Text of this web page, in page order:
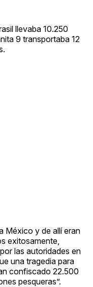
llevaba 10.250
9 transportaba 12
México y de allí eran
exitosamente,
las autoridades en
una tragedia para
confiscado 22.500
pesqueras”.